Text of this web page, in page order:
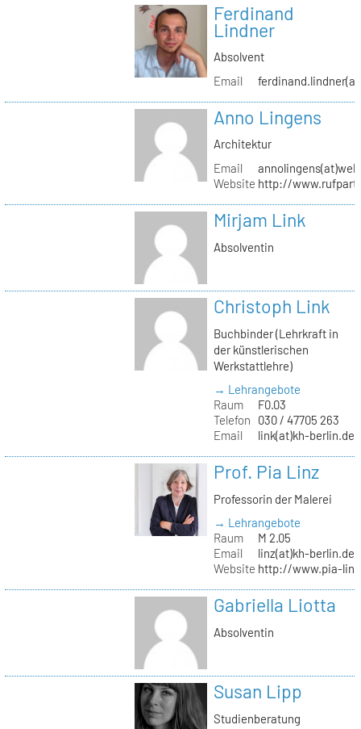
Ferdinand
Lindner
Absolvent
Email
Anno Lingens
Architektur
Email
Website http://
Mirjam Link
Absolventin
Christoph Link
Buchbinder (Lehrkraft in
der künstlerischen
Werkstattlehre)
→ Lehrangebote
Raum
F0.03
Telefon
030 / 47705 263
Email
link(at)kh-berlin.de
Prof. Pia Linz
Professorin der Malerei
→ Lehrangebote
Raum
M 2.05
Email
linz(at)kh-berlin.de
Website http://www.pia-
Gabriella Liotta
Absolventin
Susan Lipp
Studienberatung